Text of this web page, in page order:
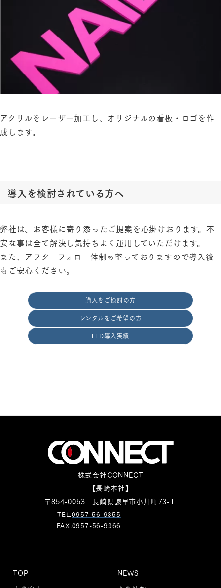
アクリルをレーザー加工し、オリジナルの看板・ロゴを作
成します。
導入を検討されている方へ
弊社は、お客様に寄り添ったご提案を心掛けおります。不
安な事は全て解決し気持ちよく運用していただけます。
また、アフターフォロー体制も整っておりますので導入後
もご安心ください。
購入をご検討の方
レンタルをご希望の方
LED導入実績
株式会社CONNECT
【長崎本社】
〒854-0053 長崎県諫早市小川町73-1
TEL.0957-56-9355
FAX.0957-56-9366
TOP
NEWS